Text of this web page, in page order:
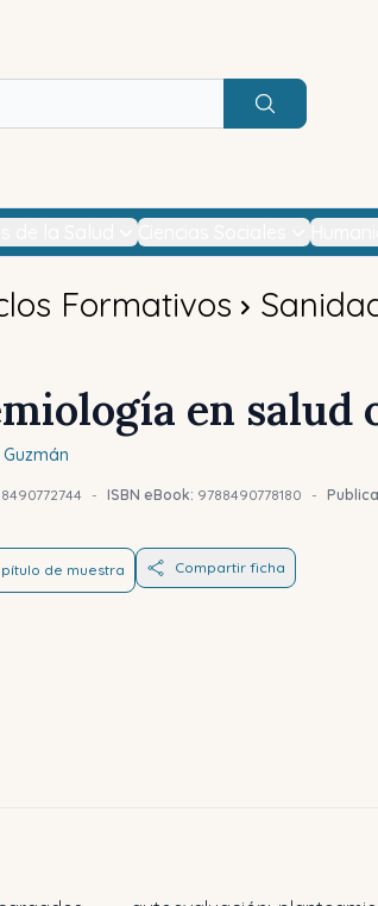
Buscar
Formativos
en salud
- ISBN eBook: 9788490778180 -
de muestra Compartir ficha